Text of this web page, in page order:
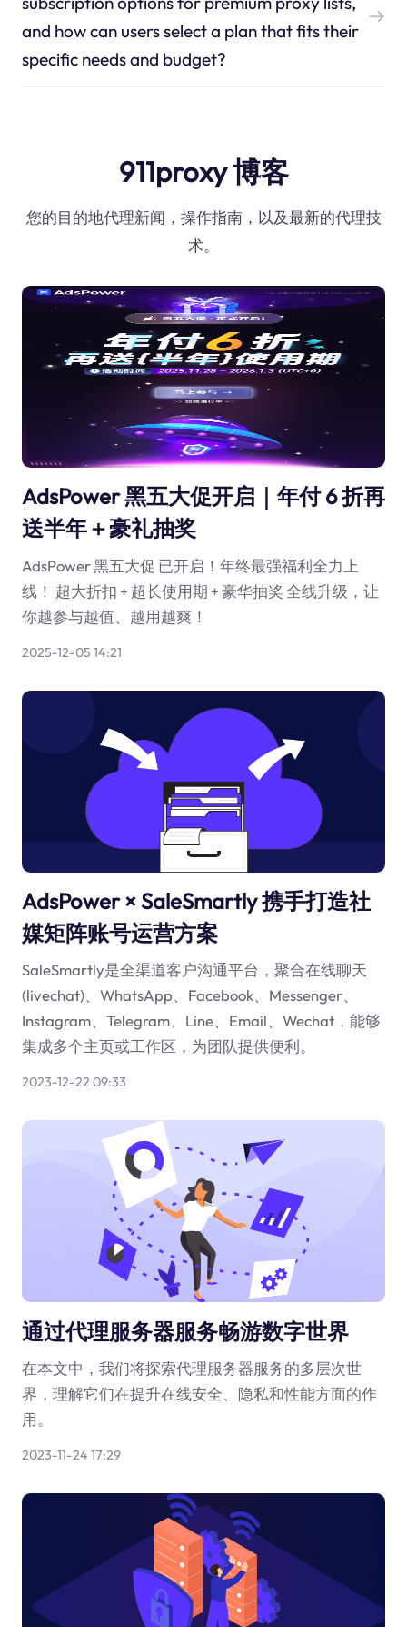
and how can users select a plan that fits their
specific needs and budget?
911proxy 博客
您的目的地代理新闻，操作指南，以及最新的代理技
术。
AdsPower 黑五大促开启｜年付 6 折再
送半年＋豪礼抽奖
AdsPower 黑五大促 已开启！年终最强福利全力上
线！ 超大折扣 + 超长使用期 + 豪华抽奖 全线升级，让
你越参与越值、越用越爽！
2025-12-05 14:21
AdsPower × SaleSmartly 携手打造社
媒矩阵账号运营方案
SaleSmartly是全渠道客户沟通平台，聚合在线聊天
(livechat)、WhatsApp、Facebook、Messenger、
Instagram、Telegram、Line、Email、Wechat，能够
集成多个主页或工作区，为团队提供便利。
2023-12-22 09:33
通过代理服务器服务畅游数字世界
在本文中，我们将探索代理服务器服务的多层次世
界，理解它们在提升在线安全、隐私和性能方面的作
用。
2023-11-24 17:29